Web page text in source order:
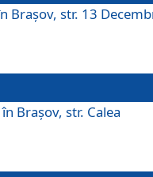
Brașov, str. 13
Brașov, str. Calea